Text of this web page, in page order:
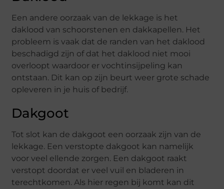
Een andere oorzaak van de lekkage is het
daklood van schoorstenen en dakkapellen. Het
probleem is vaak dat de randen van het daklood
beschadigd zijn of dat het daklood niet mooi
overloopt waardoor er vochtinsijpeling kan
ontstaan. Dit kan op zijn beurt weer grote schade
opleveren in je huis of bedrijf.
Dakgoot
Tot slot kan de dakgoot een oorzaak zijn van de
lekkage. Een verstopte dakgoot kan namelijk
voor veel ellende zorgen. Een dakgoot raakt
verstopt doordat er veel vuil en bladeren in
terechtkomen. Als hier regen bij komt kan dit